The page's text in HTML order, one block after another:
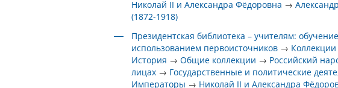
Николай II и Александра Фёдоровна →
(1872-1918)
Президентская библиотека – учителям:
использованием первоисточников → Коллекции
История →Общие коллекции → Российский
лицах → Государственные и политические
Императоры → Николай II и Александра